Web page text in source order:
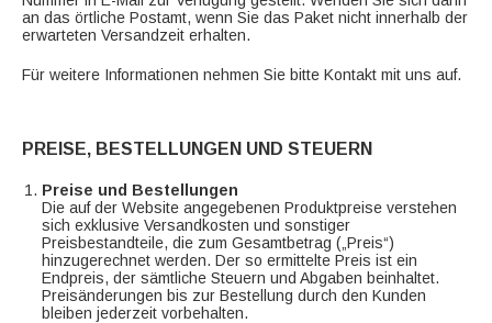
an das örtliche Postamt, wenn Sie das Paket nicht innerhalb der
erwarteten Versandzeit erhalten.
Für weitere Informationen nehmen Sie bitte Kontakt mit uns auf.
PREISE, BESTELLUNGEN UND STEUERN
Preise und Bestellungen
Die auf der Website angegebenen Produktpreise verstehen
sich exklusive Versandkosten und sonstiger
Preisbestandteile, die zum Gesamtbetrag („Preis“)
hinzugerechnet werden. Der so ermittelte Preis ist ein
Endpreis, der sämtliche Steuern und Abgaben beinhaltet.
Preisänderungen bis zur Bestellung durch den Kunden
bleiben jederzeit vorbehalten.